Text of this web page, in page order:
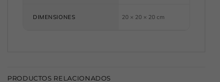
DIMENSIONES 20 × 20 × 20 cm
PRODUCTOS RELACIONADOS